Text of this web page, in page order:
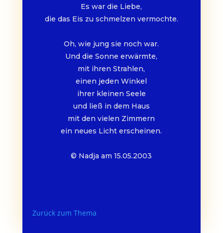
Es war die Liebe,
die das Eis zu schmelzen vermochte.
Oh, wie jung sie noch war.
Und die Sonne erwärmte,
mit ihren Strahlen,
einen jeden Winkel
ihrer kleinen Seele
und ließ in dem Haus
mit den vielen Zimmern
ein neues Licht erscheinen.
© Nadja am 15.05.2003
Zurück zum Thema